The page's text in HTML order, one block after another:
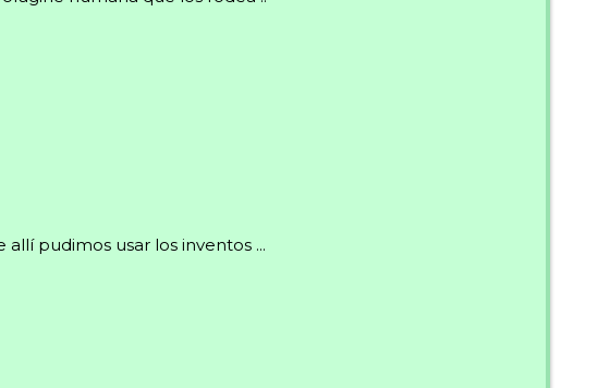
pudimos usar los inventos ...